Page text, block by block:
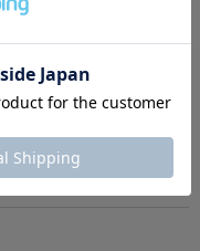
PUMA 無地メッシュボクサ